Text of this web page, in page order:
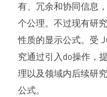
有、冗余和协同信息
个公理。不过现有研
性质的显示公式。受
究通过引入do操作，
理以及领域内后续研
公式。